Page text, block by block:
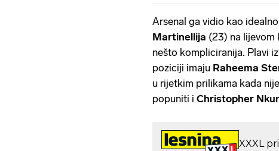
Arsenal ga vidio kao
Martinellija (23) na lijevom
nešto kompliciranija. Plavi
poziciji imaju Raheema
u rijetkim prilikama kada
popuniti i Christopher